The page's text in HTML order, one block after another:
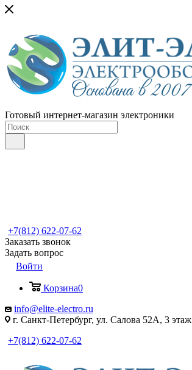
Готовый интернет-магазин электроники
+7(812) 622-07-62
Заказать звонок
Задать вопрос
Войти
Корзина0
info@elite-electro.ru
г. Санкт-Петербург, ул. Салова 52А, 3 этаж
+7(812) 622-07-62